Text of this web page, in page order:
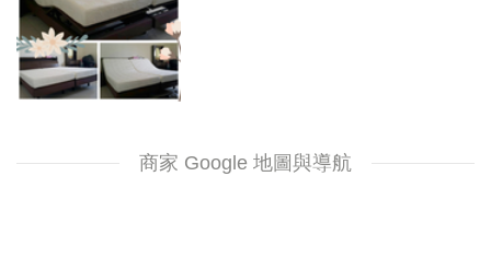
商家 Google 地圖與導航